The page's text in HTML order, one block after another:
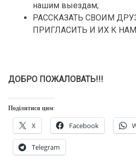
нашим выездам;
РАССКАЗАТЬ СВОИМ
ПРИГЛАСИТЬ И ИХ К
ДОБРО ПОЖАЛОВАТЬ!!!
Поділитися цим:
X Facebook
Telegram